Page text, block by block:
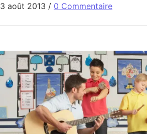
3 août 2013 / 0 Commentaire